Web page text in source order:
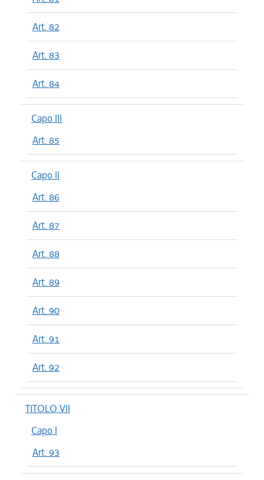
Art. 82
Art. 83
Art. 84
Capo III
Art. 85
Capo II
Art. 86
Art. 87
Art. 88
Art. 89
Art. 90
Art. 91
Art. 92
TITOLO VII
Capo I
Art. 93